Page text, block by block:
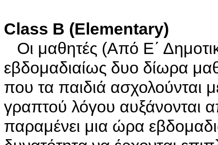
Class B (Elementary)
Οι μαθητές (Από Ε΄
εβδομαδιαίως δυο δίωρα
που τα παιδιά ασχολούνται
γραπτού λόγου αυξάνονται
παραμένει μια ώρα